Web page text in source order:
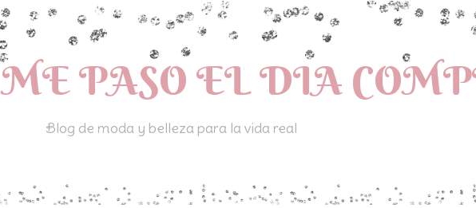
ME PASO EL DIA
Blog de moda y belleza para la vida real